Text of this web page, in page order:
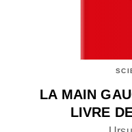
LA MAIN
LIVRE